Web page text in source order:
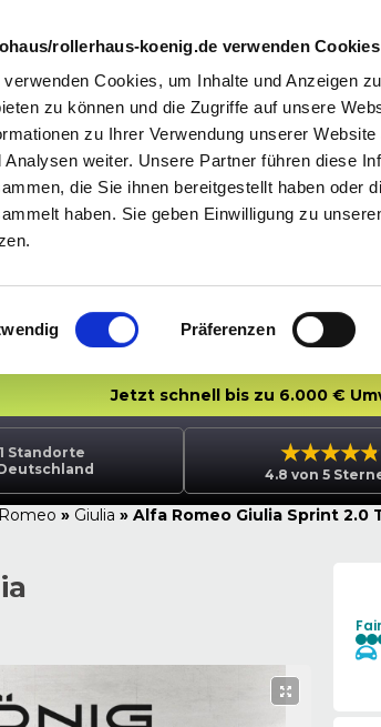
rollerhaus-koenig.de verwenden Cookies
verwenden Cookies, um Inhalte und Anzeigen
zu können und die Zugriffe auf unsere
zu Ihrer Verwendung unserer
Analysen weiter. Unsere Partner führen diese
die Sie ihnen bereitgestellt haben oder
haben. Sie geben Einwilligung zu
Präferenzen
Jetzt schnell bis zu 6.000 €
Standorte
4.8 von 5
» Giulia » Alfa Romeo Giulia Sprint 2.0